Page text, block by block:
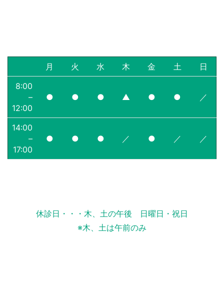
月 火 水 木 金 土
日
8:00
–
12:00
● ● ● ▲ ● ● ／
14:00
–
17:00
● ● ● ／ ● ／ ／
休診日・・・木、土の午後 日曜日・祝日
※木、土は午前のみ